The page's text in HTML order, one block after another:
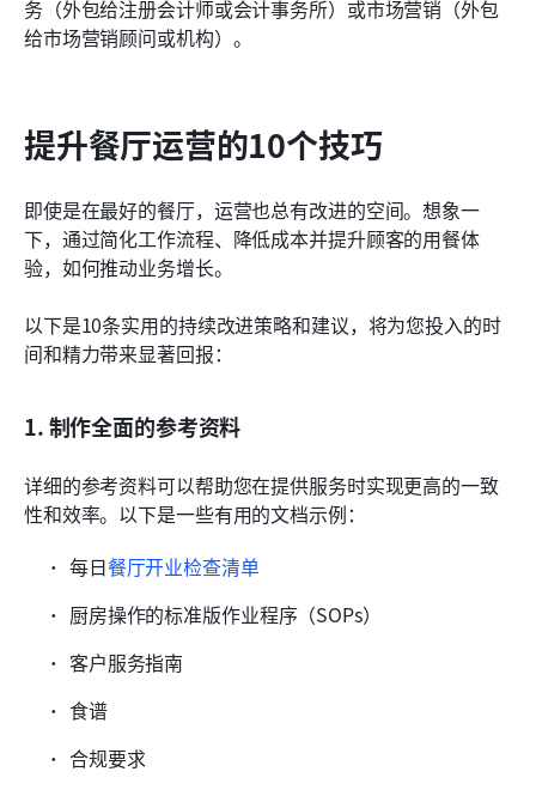
务（外包给注册会计师或会计事务所）或市场营销（外包
给市场营销顾问或机构）。
提升餐厅运营的10个技巧
即使是在最好的餐厅，运营也总有改进的空间。想象一
下，通过简化工作流程、降低成本并提升顾客的用餐体
验，如何推动业务增长。
以下是10条实用的持续改进策略和建议，将为您投入的时
间和精力带来显著回报：
1. 制作全面的参考资料
详细的参考资料可以帮助您在提供服务时实现更高的一致
性和效率。以下是一些有用的文档示例：
每日餐厅开业检查清单
厨房操作的标准版作业程序（SOPs）
客户服务指南
食谱
合规要求